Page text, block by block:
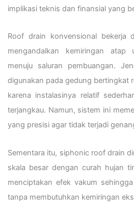
implikasi teknis dan finansial yang
Roof drain konvensional bekerja
mengandalkan kemiringan atap
menuju saluran pembuangan.
digunakan pada gedung bertingkat
karena instalasinya relatif
terjangkau. Namun, sistem ini
yang presisi agar tidak terjadi
Sementara itu, siphonic roof drain
skala besar dengan curah hujan
menciptakan efek vakum
tanpa membutuhkan kemiringan